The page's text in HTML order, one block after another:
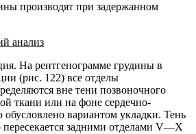
производят при задержанном
анализ
На рентгенограмме грудины в
(рис. 122) все отделы
вне тени позвоночного
ткани или на фоне сердечно-
обусловлено вариантом укладки. Тень
задними отделами V—X